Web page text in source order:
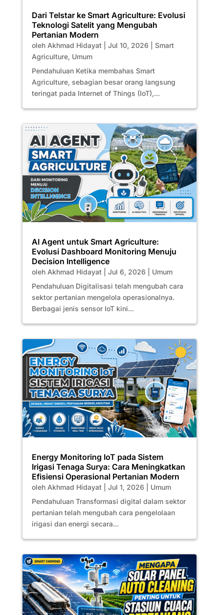
Dari Telstar ke Smart Agriculture: Evolusi
Teknologi Satelit yang Mengubah
Pertanian Modern
oleh Akhmad Hidayat| Jul 10, 2026
Smart
Agriculture, Umum
Pendahuluan Ketika membahas Smart
Agriculture, sebagian besar orang langsung
teringat pada Internet of Things (IoT),...
AI Agent untuk Smart Agriculture:
Evolusi Dashboard Monitoring Menuju
Decision Intelligence
oleh Akhmad Hidayat| Jul 6, 2026
Umum
Pendahuluan Digitalisasi telah mengubah cara
sektor pertanian mengelola operasionalnya.
Berbagai jenis sensor IoT kini...
Energy Monitoring IoT pada Sistem
Irigasi Tenaga Surya: Cara Meningkatkan
Efisiensi Operasional Pertanian Modern
oleh Akhmad Hidayat| Jul 1, 2026
Umum
Pendahuluan Transformasi digital dalam sektor
pertanian telah mengubah cara pengelolaan
irigasi dan energi secara...